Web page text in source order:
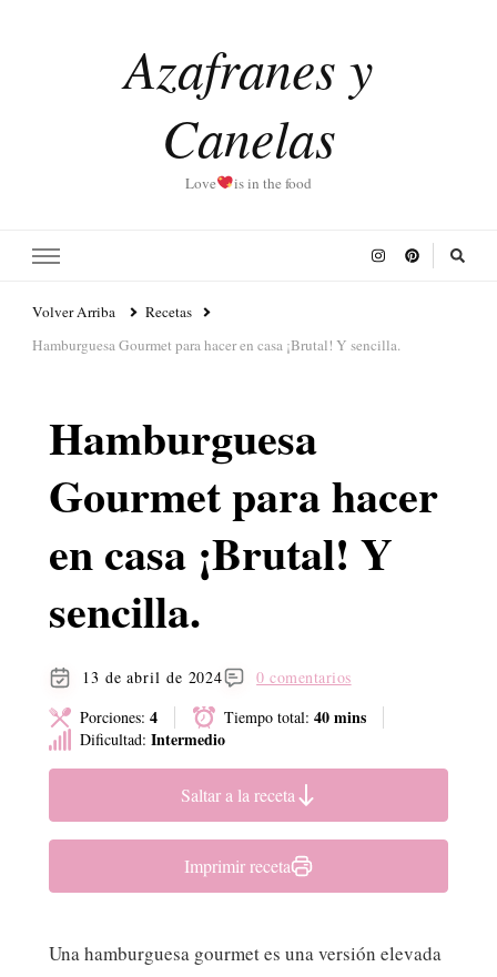
Azafranes y
Canelas
Love is in the food
Volver Arriba
Recetas
Hamburguesa Gourmet para hacer en casa ¡Brutal! Y sencilla.
Hamburguesa
Gourmet para hacer
en casa ¡Brutal! Y
sencilla.
13 de abril de 2024
0 comentarios
Porciones: 4 Tiempo total: 40 mins
Dificultad: Intermedio
Saltar a la receta
Imprimir receta
Una hamburguesa gourmet es una versión elevada